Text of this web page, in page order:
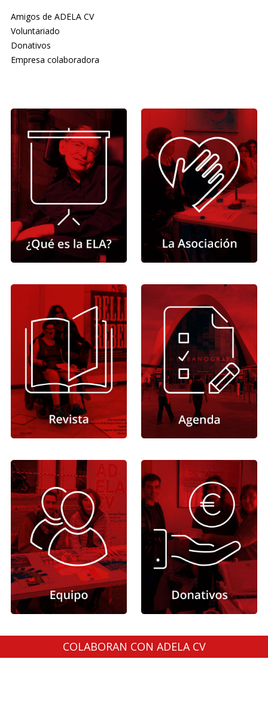
Amigos de ADELA CV
Voluntariado
Donativos
Empresa colaboradora
COLABORAN CON ADELA CV